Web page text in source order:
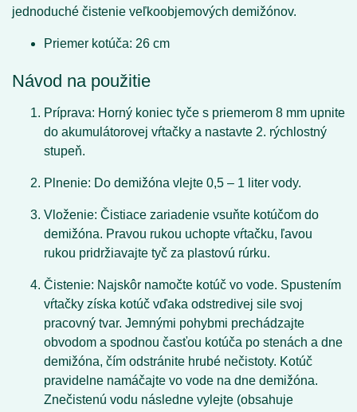
jednoduché čistenie veľkoobjemových demižónov.
Priemer kotúča: 26 cm
Návod na použitie
Príprava: Horný koniec tyče s priemerom 8 mm upnite
do akumulátorovej vŕtačky a nastavte 2. rýchlostný
stupeň.
Plnenie: Do demižóna vlejte 0,5 – 1 liter vody.
Vloženie: Čistiace zariadenie vsuňte kotúčom do
demižóna. Pravou rukou uchopte vŕtačku, ľavou
rukou pridržiavajte tyč za plastovú rúrku.
Čistenie: Najskôr namočte kotúč vo vode. Spustením
vŕtačky získa kotúč vďaka odstredivej sile svoj
pracovný tvar. Jemnými pohybmi prechádzajte
obvodom a spodnou časťou kotúča po stenách a dne
demižóna, čím odstránite hrubé nečistoty. Kotúč
pravidelne namáčajte vo vode na dne demižóna.
Znečistenú vodu následne vylejte (obsahuje